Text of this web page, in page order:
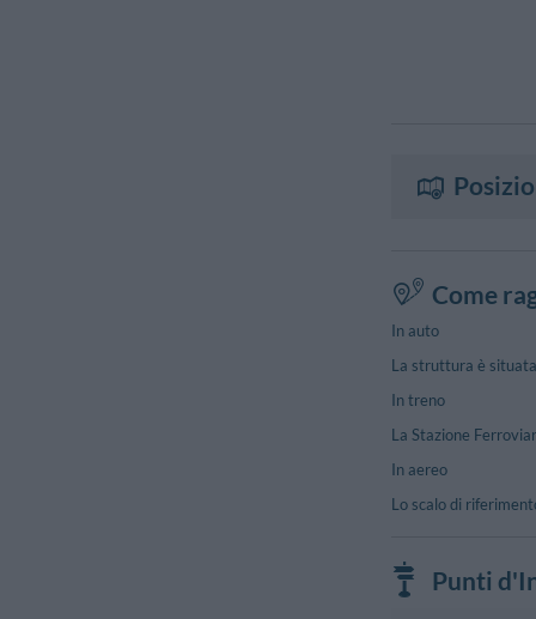
Come
In auto
La struttura è
In treno
La Stazione
In aereo
Lo scalo di
Punti